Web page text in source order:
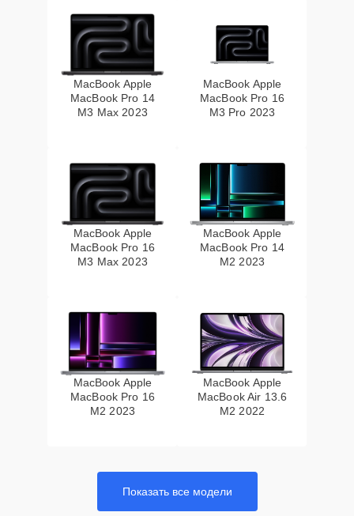
MacBook Apple
MacBook Pro 14
M3 Max 2023
MacBook Apple
MacBook Pro 16
M3 Pro 2023
MacBook Apple
MacBook Pro 16
M3 Max 2023
MacBook Apple
MacBook Pro 14
M2 2023
MacBook Apple
MacBook Pro 16
M2 2023
MacBook Apple
MacBook Air 13.6
M2 2022
Показать все модели